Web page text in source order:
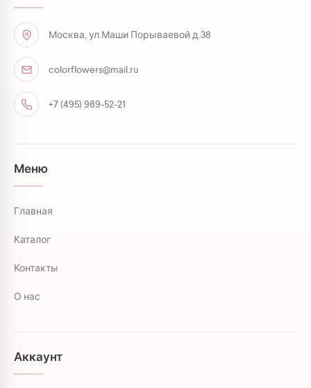
Москва, ул.Маши Порываевой д.38
colorflowers@mail.ru
+7 (495) 989-52-21
Меню
Главная
Каталог
Контакты
О нас
Аккаунт